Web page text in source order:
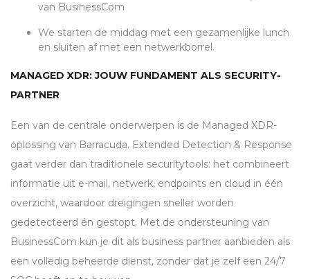
van BusinessCom
We starten de middag met een gezamenlijke lunch
en sluiten af met een netwerkborrel.
MANAGED XDR: JOUW FUNDAMENT ALS SECURITY-
PARTNER
Een van de centrale onderwerpen is de Managed XDR-
oplossing van Barracuda. Extended Detection & Response
gaat verder dan traditionele securitytools: het combineert
informatie uit e-mail, netwerk, endpoints en cloud in één
overzicht, waardoor dreigingen sneller worden
gedetecteerd én gestopt. Met de ondersteuning van
BusinessCom kun je dit als business partner aanbieden als
een volledig beheerde dienst, zonder dat je zelf een 24/7